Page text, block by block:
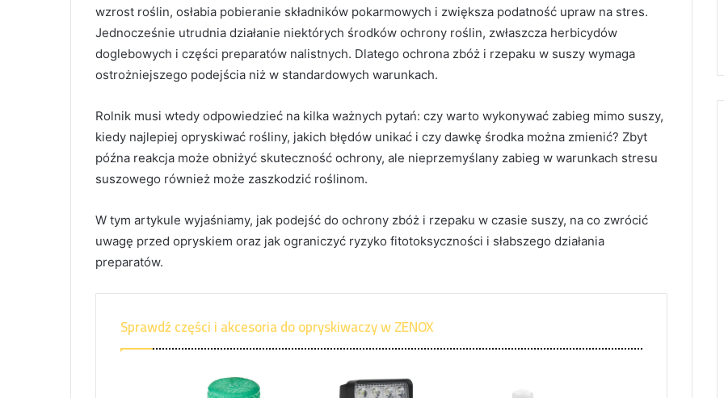
wzrost roślin, osłabia pobieranie składników pokarmowych i zwiększa podatność upraw na stres.
Jednocześnie utrudnia działanie niektórych środków ochrony roślin, zwłaszcza herbicydów
doglebowych i części preparatów nalistnych. Dlatego ochrona zbóż i rzepaku w suszy wymaga
ostrożniejszego podejścia niż w standardowych warunkach.
Rolnik musi wtedy odpowiedzieć na kilka ważnych pytań: czy warto wykonywać zabieg mimo suszy,
kiedy najlepiej opryskiwać rośliny, jakich błędów unikać i czy dawkę środka można zmienić? Zbyt
późna reakcja może obniżyć skuteczność ochrony, ale nieprzemyślany zabieg w warunkach stresu
suszowego również może zaszkodzić roślinom.
W tym artykule wyjaśniamy, jak podejść do ochrony zbóż i rzepaku w czasie suszy, na co zwrócić
uwagę przed opryskiem oraz jak ograniczyć ryzyko fitotoksyczności i słabszego działania
preparatów.
Sprawdź części i akcesoria do opryskiwaczy w ZENOX